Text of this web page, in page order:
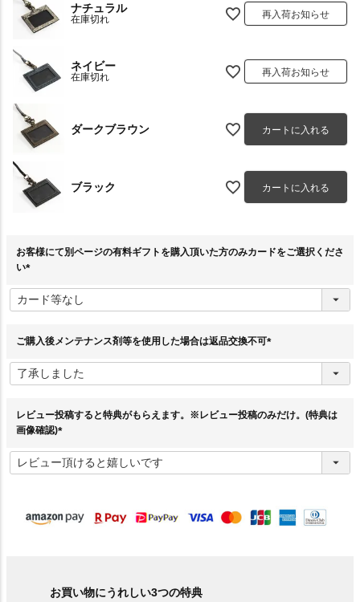
ナチュラル
在庫切れ 再入荷お知らせ
ネイビー
在庫切れ 再入荷お知らせ
ダークブラウン カートに入れる
ブラック カートに入れる
お客様にて別ページの有料ギフトを購入頂いた方のみカードをご選択くださ
い
必
須
ご購入後メンテナンス剤等を使用した場合は返品交換不可
須
レビュー投稿すると特典がもらえます。※レビュー投稿のみだけ。(特典は
画像確認)
必
須
お買い物にうれしい3つの特典